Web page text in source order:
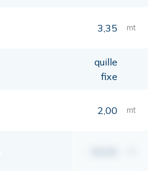
3,35 mt
quille
fixe
2,00 mt